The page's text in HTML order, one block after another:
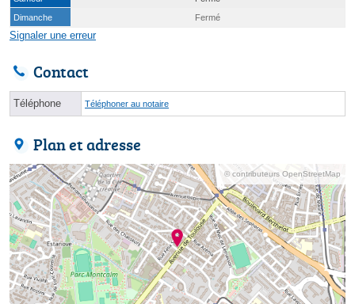
Dimanche
Fermé
Signaler une erreur
Contact
Téléphone Téléphoner au notaire
Plan et adresse
© contributeurs OpenStreetMap